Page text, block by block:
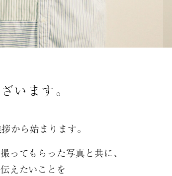
います。
から始まります。
ってもらった写真と共に、
えたいことを